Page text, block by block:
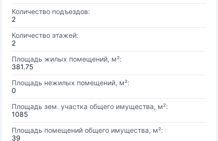
Количество подъездов:
2
Количество этажей:
2
Площадь жилых помещений, м²:
381.75
Площадь нежилых помещений, м²:
0
Площадь зем. участка общего имущества, м²:
1085
Площадь помещений общего имущества, м²:
39